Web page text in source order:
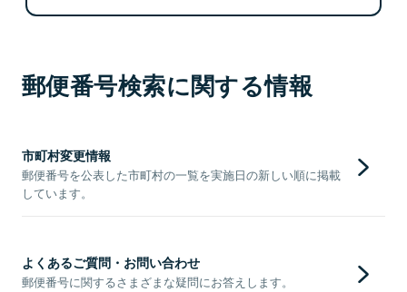
郵便番号検索に関する情報
市町村変更情報
郵便番号を公表した市町村の一覧を実施日の新しい順に掲載
しています。
よくあるご質問・お問い合わせ
郵便番号に関するさまざまな疑問にお答えします。